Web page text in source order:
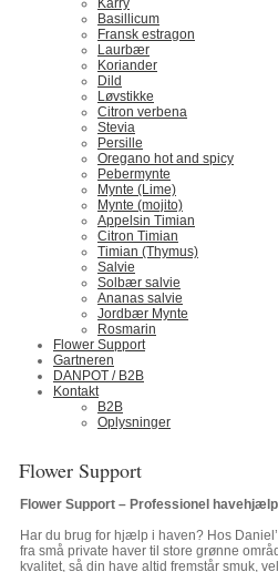
Karry
Basillicum
Fransk estragon
Laurbær
Koriander
Dild
Løvstikke
Citron verbena
Stevia
Persille
Oregano hot and spicy
Pebermynte
Mynte (Lime)
Mynte (mojito)
Appelsin Timian
Citron Timian
Timian (Thymus)
Salvie
Solbær salvie
Ananas salvie
Jordbær Mynte
Rosmarin
Flower Support
Gartneren
DANPOT / B2B
Kontakt
B2B
Oplysninger
Flower Support
Flower Support – Professionel
Har du brug for hjælp i haven? Hos
fra små private haver til store grønne
kvalitet, så din have altid fremstår smuk,